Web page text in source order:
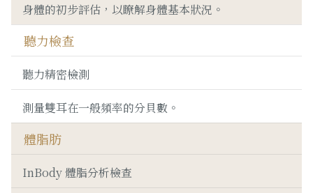
身體的初步評估，以瞭解身體基本狀況。
聽力檢查
聽力精密檢測
測量雙耳在一般頻率的分貝數。
體脂肪
InBody 體脂分析檢查